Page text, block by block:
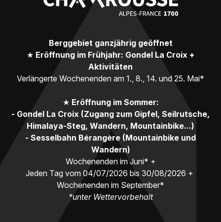
Berggebiet ganzjährig geöffnet
★ Eröffnung im Frühjahr: Gondel La Croix +
Aktivitäten
Verlängerte Wochenenden am 1., 8., 14. und 25. Mai*
★ Eröffnung im Sommer:
- Gondel La Croix (Zugang zum Gipfel, Seilrutsche,
Himalaya-Steg, Wandern, Mountainbike...)
- Sesselbahn Bérangère (Mountainbike und
Wandern)
Wochenenden im Juni* +
Jeden Tag vom 04/07/2026 bis 30/08/2026 +
Wochenenden im September*
*unter Wettervorbehalt